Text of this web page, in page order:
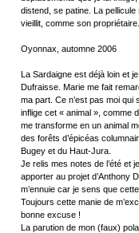
distend, se patine. La
vieillit, comme son propriétaire.
Oyonnax, automne 2006
La Sardaigne est déjà loin et
Dufraisse. Marie me fait
ma part. Ce n’est pas moi qui
inflige cet « animal », comme
me transforme en un animal
des forêts d’épicéas
Bugey et du Haut-Jura.
Je relis mes notes de l’été et
apporter au projet d’Anthony
m’ennuie car je sens que
Toujours cette manie de
bonne excuse !
La parution de mon (faux)